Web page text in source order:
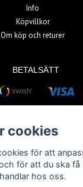
Info
Köpvillkor
Om köp och returer
BETALSÄTT
Copyright 2026 act925
Powered by Quickbutik
cookies
för att
för att du ska få
hos oss.